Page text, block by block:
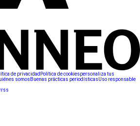
de privacidad Política de cookiespersonaliza tus
somos Buenas prácticas periodísticasUso responsable